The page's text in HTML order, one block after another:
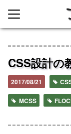
CSS設計の
2017/08/21
MCSS